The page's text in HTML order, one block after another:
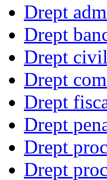
Drept
Drept
Drept civil
Drept
Drept
Drept
Drept
Drept